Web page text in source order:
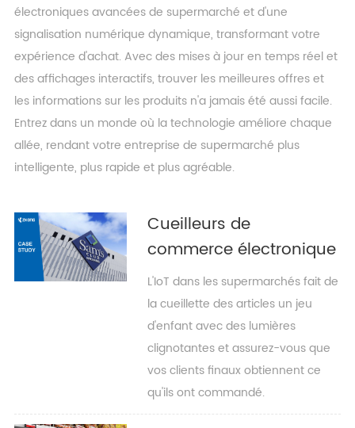
électroniques avancées de supermarché et d'une
signalisation numérique dynamique, transformant votre
expérience d'achat. Avec des mises à jour en temps réel et
des affichages interactifs, trouver les meilleures offres et
les informations sur les produits n'a jamais été aussi facile.
Entrez dans un monde où la technologie améliore chaque
allée, rendant votre entreprise de supermarché plus
intelligente, plus rapide et plus agréable.
Cueilleurs de
commerce électronique
L'IoT dans les supermarchés fait de
la cueillette des articles un jeu
d'enfant avec des lumières
clignotantes et assurez-vous que
vos clients finaux obtiennent ce
qu'ils ont commandé.